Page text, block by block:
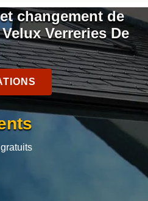
changement de
Verreries De